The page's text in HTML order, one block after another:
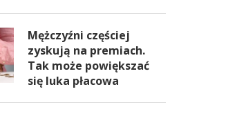
Mężczyźni częściej
zyskują na premiach.
Tak może powiększać
się luka płacowa